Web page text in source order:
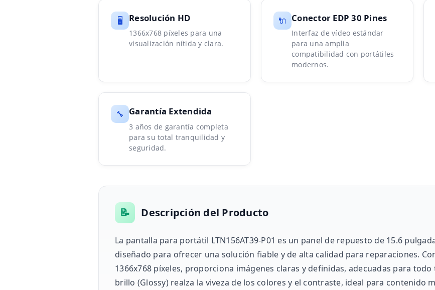
🖥️ Resolución HD
1366x768 píxeles para una
visualización nítida y clara.
🔌 Conector EDP 30 Pines
Interfaz de vídeo estándar
para una amplia
compatibilidad con portátiles
modernos.
🔧 Garantía Extendida
3 años de garantía completa
para su total tranquilidad y
seguridad.
📝 Descripción del Producto
La pantalla para portátil LTN156AT39-P01 es un panel de repuesto de 15.6
diseñado para ofrecer una solución fiable y de alta calidad para reparaciones.
1366x768 píxeles, proporciona imágenes claras y definidas, adecuadas para
brillo (Glossy) realza la viveza de los colores y el contraste, ideal para contenido